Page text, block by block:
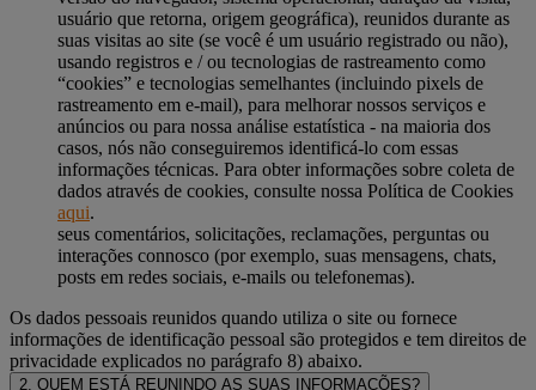
usuário que retorna, origem geográfica), reunidos durante as
suas visitas ao site (se você é um usuário registrado ou não),
usando registros e / ou tecnologias de rastreamento como
“cookies” e tecnologias semelhantes (incluindo pixels de
rastreamento em e-mail), para melhorar nossos serviços e
anúncios ou para nossa análise estatística - na maioria dos
casos, nós não conseguiremos identificá-lo com essas
informações técnicas. Para obter informações sobre coleta de
dados através de cookies, consulte nossa Política de Cookies
aqui.
seus comentários, solicitações, reclamações, perguntas ou
interações connosco (por exemplo, suas mensagens, chats,
posts em redes sociais, e-mails ou telefonemas).
Os dados pessoais reunidos quando utiliza o site ou fornece
informações de identificação pessoal são protegidos e tem direitos de
privacidade explicados no parágrafo 8) abaixo.
2. QUEM ESTÁ REUNINDO AS SUAS INFORMAÇÕES?